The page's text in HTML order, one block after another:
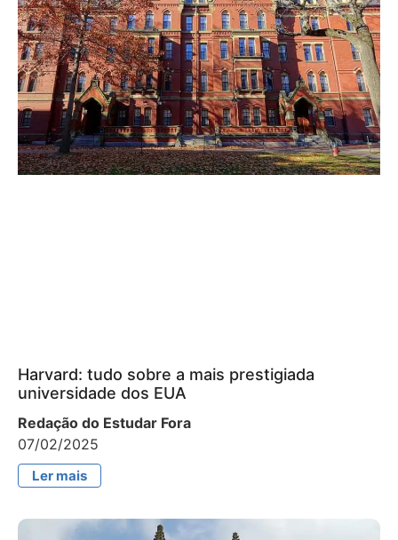
Harvard: tudo sobre a mais prestigiada
universidade dos EUA
Redação do Estudar Fora
07/02/2025
Ler mais